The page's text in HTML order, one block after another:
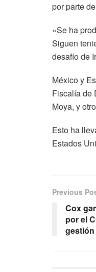
por parte
«Se ha
Siguen
desafío de
México y
Fiscalía de
Moya, y
Esto ha
Estados
Previous
Cox
por el